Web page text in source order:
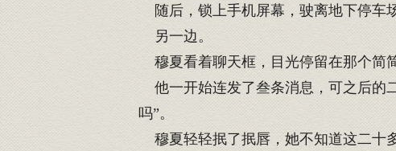
随后，锁上手机屏幕，驶离地下停车场
另一边。
穆夏看着聊天框，目光停留在那个简简
他一开始连发了叁条消息，可之后的
吗”。
穆夏轻轻抿了抿唇，她不知道这二十